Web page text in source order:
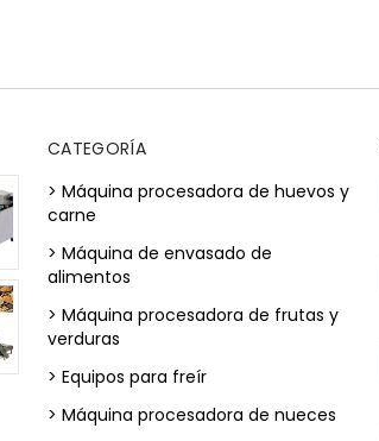
CATEGORÍA
> Máquina procesadora de huevos y
carne
> Máquina de envasado de
alimentos
> Máquina procesadora de frutas y
verduras
> Equipos para freír
> Máquina procesadora de nueces